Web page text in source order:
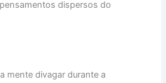
dispersos do
mente divagar durante a